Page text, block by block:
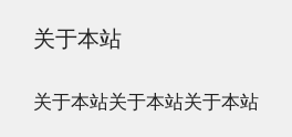
关于本站
关于本站关于本站关于本站